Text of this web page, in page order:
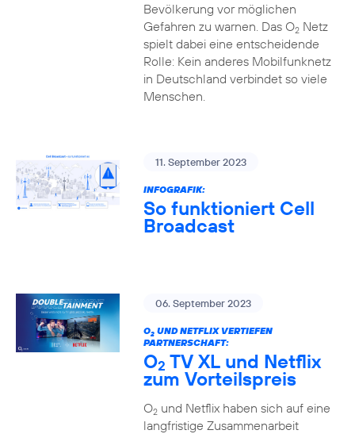
Bevölkerung vor möglichen
Gefahren zu warnen. Das O2Netz
spielt dabei eine entscheidende
Rolle: Kein anderes Mobilfunknetz
in Deutschland verbindet so viele
Menschen.
11. September 2023
INFOGRAFIK:
So funktioniert Cell
Broadcast
06. September 2023
O2UND NETFLIX VERTIEFEN
PARTNERSCHAFT:
O2 TV XL und Netflix
zum Vorteilspreis
O2und Netflix haben sich auf eine
langfristige Zusammenarbeit